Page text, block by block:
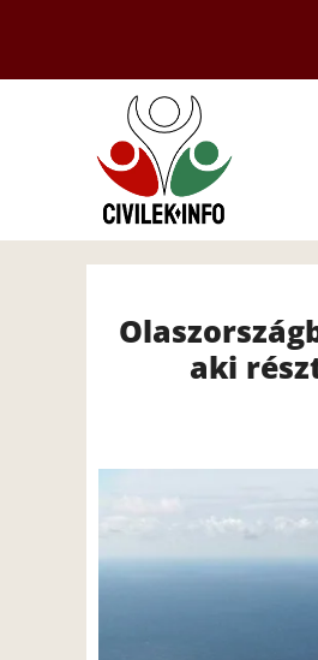
tartalomba
aki